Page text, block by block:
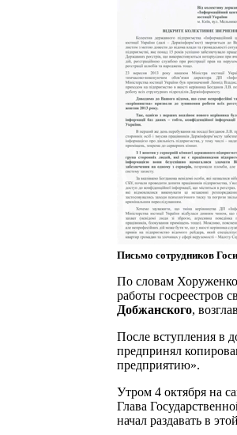
Письмо сотрудников
По словам
работы госреестров
Добжанского,
После вступления в
предпринял
предприятию».
Утром 4 октября на
Глава
начал раздавать в